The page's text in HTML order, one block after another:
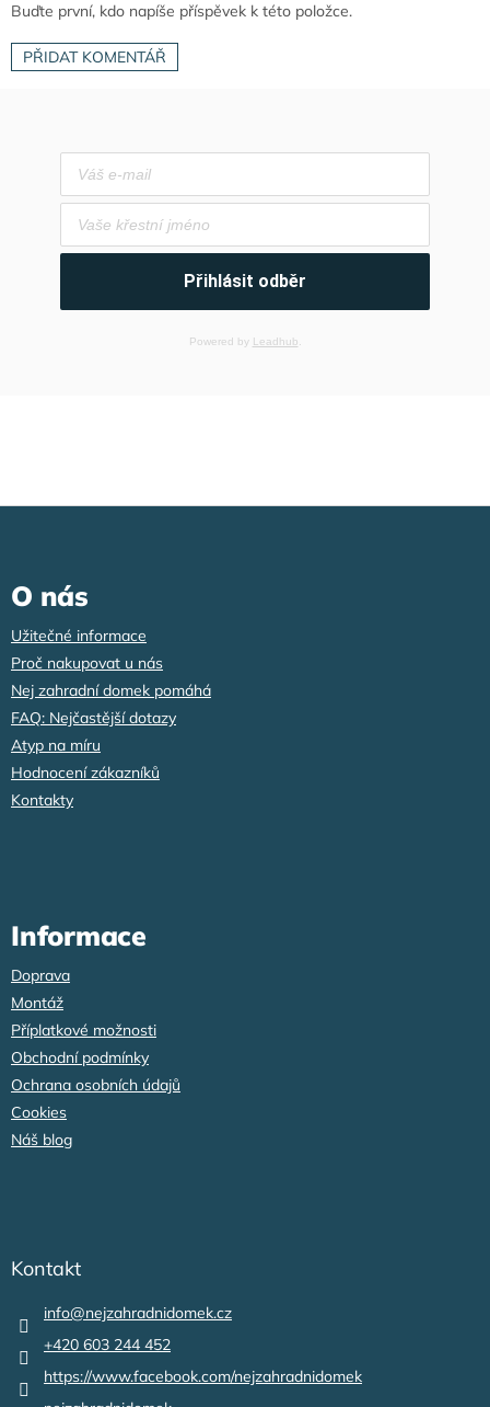
Buďte první, kdo napíše příspěvek k této položce.
PŘIDAT KOMENTÁŘ
Přihlásit odběr
Powered by Leadhub.
O nás
Užitečné informace
Proč nakupovat u nás
Nej zahradní domek pomáhá
FAQ: Nejčastější dotazy
Atyp na míru
Hodnocení zákazníků
Kontakty
Informace
Doprava
Montáž
Příplatkové možnosti
Obchodní podmínky
Ochrana osobních údajů
Cookies
Náš blog
Kontakt
info@nejzahradnidomek.cz
+420 603 244 452
https://www.facebook.com/nejzahradnidomek